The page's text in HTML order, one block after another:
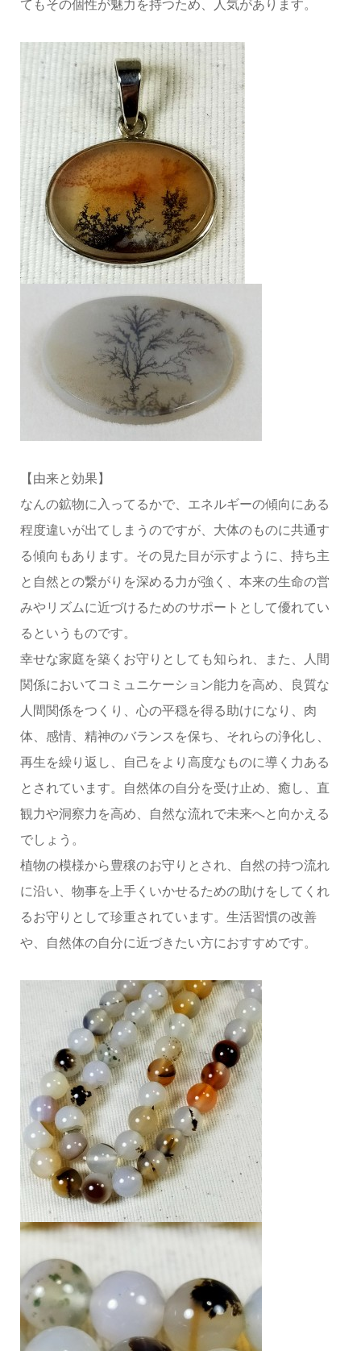
てもその個性が魅力を持つため、人気があります。
【由来と効果】
なんの鉱物に入ってるかで、エネルギーの傾向にある
程度違いが出てしまうのですが、大体のものに共通す
る傾向もあります。その見た目が示すように、持ち主
と自然との繋がりを深める力が強く、本来の生命の営
みやリズムに近づけるためのサポートとして優れてい
るというものです。
幸せな家庭を築くお守りとしても知られ、また、人間
関係においてコミュニケーション能力を高め、良質な
人間関係をつくり、心の平穏を得る助けになり、肉
体、感情、精神のバランスを保ち、それらの浄化し、
再生を繰り返し、自己をより高度なものに導く力ある
とされています。自然体の自分を受け止め、癒し、直
観力や洞察力を高め、自然な流れで未来へと向かえる
でしょう。
植物の模様から豊穣のお守りとされ、自然の持つ流れ
に沿い、物事を上手くいかせるための助けをしてくれ
るお守りとして珍重されています。生活習慣の改善
や、自然体の自分に近づきたい方におすすめです。